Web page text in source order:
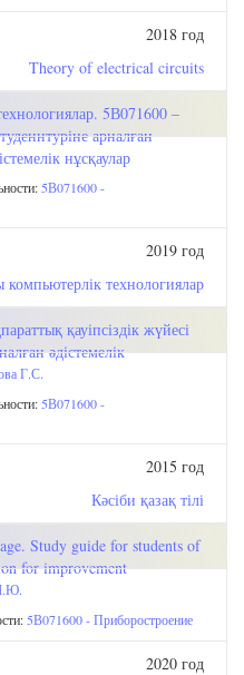
2018 год
Theory of electrical circuits
5В071600 –
арналған
нұсқаулар
5В071600 -
2019 год
компьютерлік технологиялар
қауіпсіздік жүйесі
әдістемелік
Г.С.
5В071600 -
2015 год
Кәсіби қазақ тілі
Study guide for students of
for improvement
5В071600 - Приборостроение
2020 год